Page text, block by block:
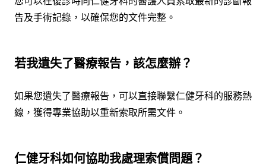
告及手術記錄，以確保您的文件完整。
若我遺失了醫療報告，該怎麼辦？
如果您遺失了醫療報告，可以直接聯繫仁健牙科的服務熱
線，獲得專業協助以重新索取所需文件。
仁健牙科如何協助我處理索償問題？